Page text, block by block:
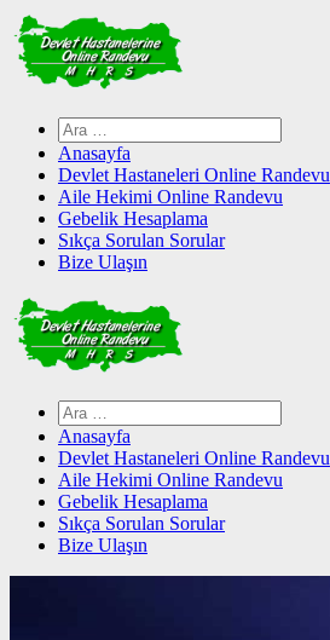
Skip
to
content
Arama:
Anasayfa
Devlet Hastaneleri Online Randevu
Aile Hekimi Online Randevu
Gebelik Hesaplama
Sıkça Sorulan Sorular
Bize Ulaşın
Arama:
Anasayfa
Devlet Hastaneleri Online Randevu
Aile Hekimi Online Randevu
Gebelik Hesaplama
Sıkça Sorulan Sorular
Bize Ulaşın